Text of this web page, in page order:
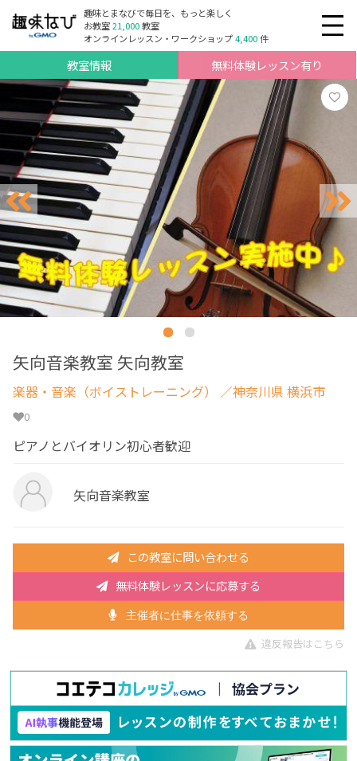
趣味とまなびで毎日を、もっと楽しく
お教室21,000教室
オンラインレッスン・ワークショップ4,400件
教室情報 無料体験レッスン有り
矢向音楽教室 矢向教室
楽器・音楽（ボイストレーニング） ／神奈川県 横浜市
0
ピアノとバイオリン初心者歓迎
矢向音楽教室
この教室に問い合わせる
無料体験レッスンに応募する
主催者に仕事を依頼する
違反報告はこちら